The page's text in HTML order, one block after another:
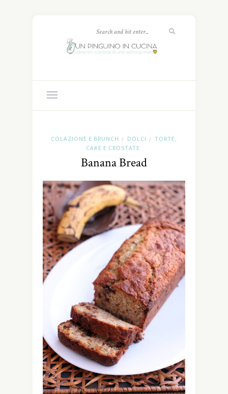
COLAZIONE E BRUNCH / DOLCI /
TORTE,
CAKE E CROSTATE
Banana Bread